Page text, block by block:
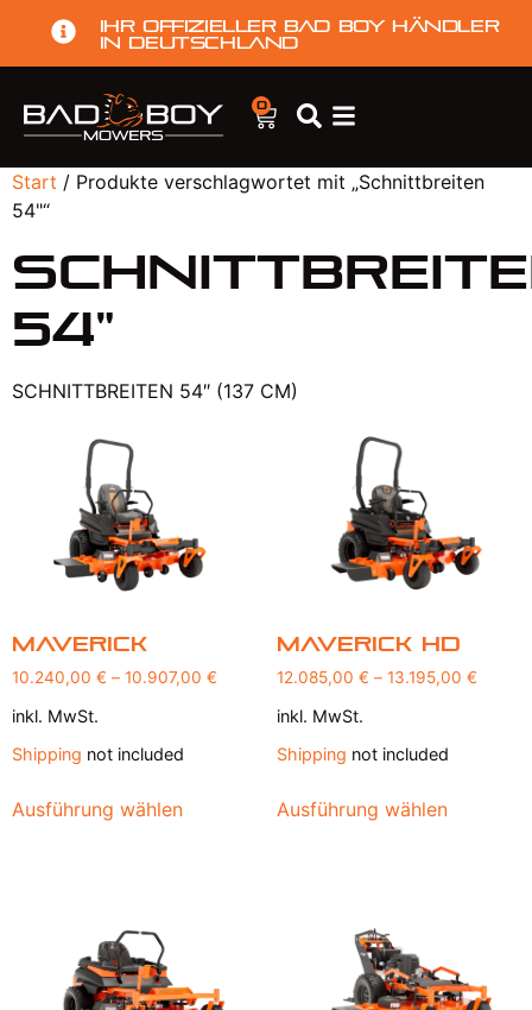
Ihr offizieller Bad Boy Händler
in Deutschland
0
Start / Produkte verschlagwortet mit „Schnittbreiten
54"“
54"
SCHNITTBREITEN 54″ (137 CM)
Maverick
10.240,00 € – 10.907,00 €
inkl. MwSt.
Shipping not included
Ausführung wählen
Maverick HD
12.085,00 € – 13.195,00 €
inkl. MwSt.
Shipping not included
Ausführung wählen